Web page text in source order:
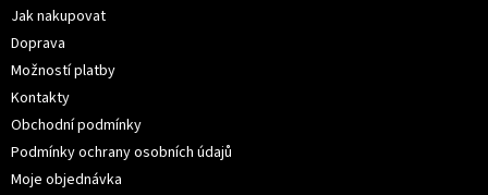
Jak nakupovat
Doprava
Možností platby
Kontakty
Obchodní podmínky
Podmínky ochrany osobních údajů
Moje objednávka